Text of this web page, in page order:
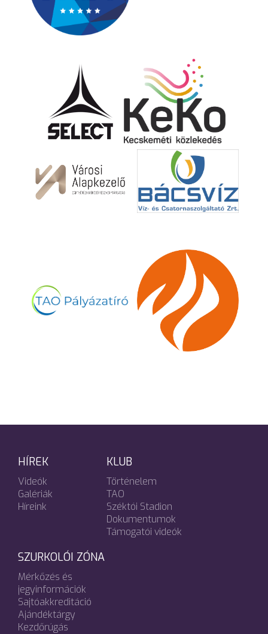
HÍREK
Videók
Galériák
Híreink
KLUB
Történelem
TAO
Széktói Stadion
Dokumentumok
Támogatói videók
SZURKOLÓI ZÓNA
Mérkőzés és
jegyinformációk
Sajtóakkreditáció
Ajándéktárgy
Kezdőrúgás